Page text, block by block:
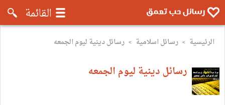
رسائل موبايل تعمق - رسائل حب
القائمة
الرئيسية > رسائل اسلامية > رسائل دينية ليوم الجمعه
رسائل دينية ليوم الجمعه